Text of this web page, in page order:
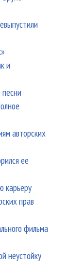
и
авторских
ее
карьеру
прав
фильма
неустойку